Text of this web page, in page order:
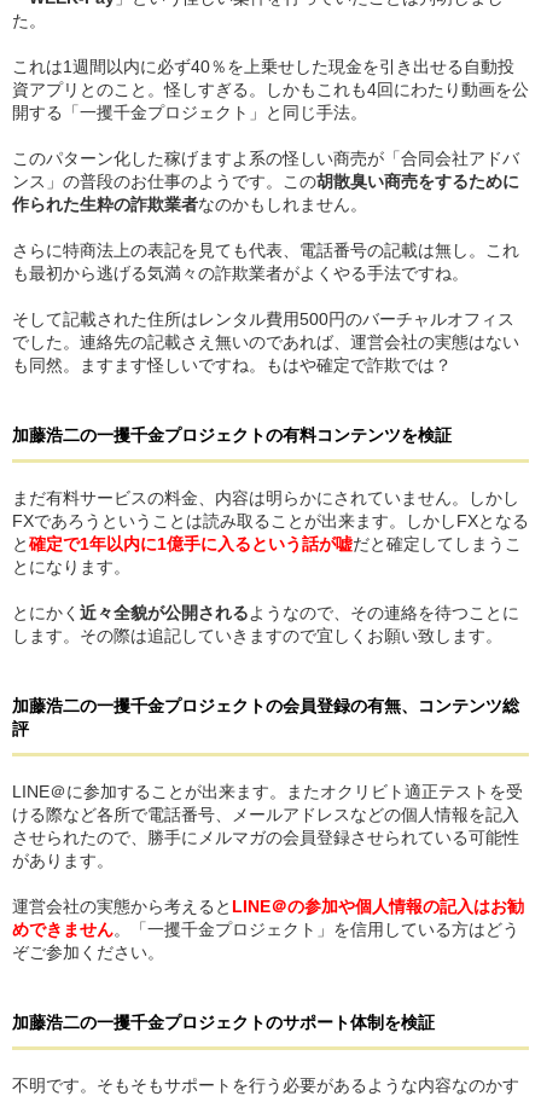
た。
これは1週間以内に必ず40％を上乗せした現金を引き出せる自動投
資アプリとのこと。怪しすぎる。しかもこれも4回にわたり動画を公
開する「一攫千金プロジェクト」と同じ手法。
このパターン化した稼げますよ系の怪しい商売が「合同会社アドバ
ンス」の普段のお仕事のようです。この胡散臭い商売をするために
作られた生粋の詐欺業者なのかもしれません。
さらに特商法上の表記を見ても代表、電話番号の記載は無し。これ
も最初から逃げる気満々の詐欺業者がよくやる手法ですね。
そして記載された住所はレンタル費用500円のバーチャルオフィス
でした。連絡先の記載さえ無いのであれば、運営会社の実態はない
も同然。ますます怪しいですね。もはや確定で詐欺では？
加藤浩二の一攫千金プロジェクトの有料コンテンツを検証
まだ有料サービスの料金、内容は明らかにされていません。しかし
FXであろうということは読み取ることが出来ます。しかしFXとなる
と確定で1年以内に1億手に入るという話が嘘だと確定してしまうこ
とになります。
とにかく 近々全貌が公開されるようなので、その連絡を待つことに
します。その際は追記していきますので宜しくお願い致します。
加藤浩二の一攫千金プロジェクトの会員登録の有無、コンテンツ総
評
LINE＠に参加することが出来ます。またオクリビト適正テストを受
ける際など各所で電話番号、メールアドレスなどの個人情報を記入
させられたので、勝手にメルマガの会員登録させられている可能性
があります。
運営会社の実態から考えると LINE＠の参加や個人情報の記入はお勧
めできません。「一攫千金プロジェクト」を信用している方はどう
ぞご参加ください。
加藤浩二の一攫千金プロジェクトのサポート体制を検証
不明です。そもそもサポートを行う必要があるような内容なのかす